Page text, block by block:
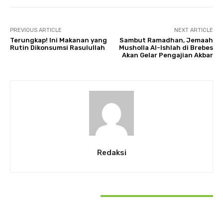
PREVIOUS ARTICLE
Terungkap! Ini Makanan yang
Rutin Dikonsumsi Rasulullah
NEXT ARTICLE
Sambut Ramadhan, Jemaah
Musholla Al-Ishlah di Brebes
Akan Gelar Pengajian Akbar
Redaksi